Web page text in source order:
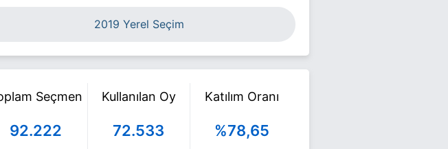
2019 Yerel Seçim
Seçmen
92.222
Kullanılan Oy
72.533
Katılım Oranı
%78,65